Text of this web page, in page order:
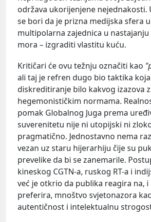
održava ukorijenjene nejednakosti.
se bori da je prizna medijska sfera
multipolarna zajednica u nastajanju
mora – izgraditi vlastitu kuću.
Kritičari će ovu težnju označiti kao
ali taj je refren dugo bio taktika
diskreditiranje bilo kakvog izazova
hegemonističkim normama.
pomak Globalnog Juga prema
suverenitetu nije ni utopijski ni
pragmatično. Jednostavno nema
vezan uz staru hijerarhiju čije su
prevelike da bi se zanemarile.
kineskog CGTN-a, ruskog RT-a i
već je otkrio da publika reagira na, i
preferira, mnoštvo svjetonazora
autentičnost i intelektualnu